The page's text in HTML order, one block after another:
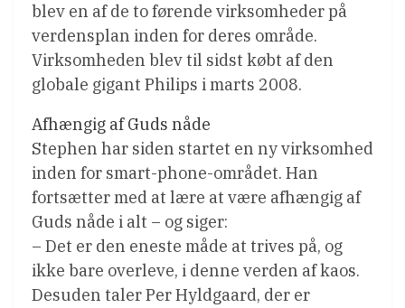
blev en af ​​de to førende virksomheder på
verdensplan inden for deres område.
Virksomheden blev til sidst købt af den
globale gigant Philips i marts 2008.
Afhængig af Guds nåde
Stephen har siden startet en ny virksomhed
inden for smart-phone-området. Han
fortsætter med at lære at være afhængig af
Guds nåde i alt – og siger:
– Det er den eneste måde at trives på, og
ikke bare overleve, i denne verden af ​​kaos.
Desuden taler Per Hyldgaard, der er